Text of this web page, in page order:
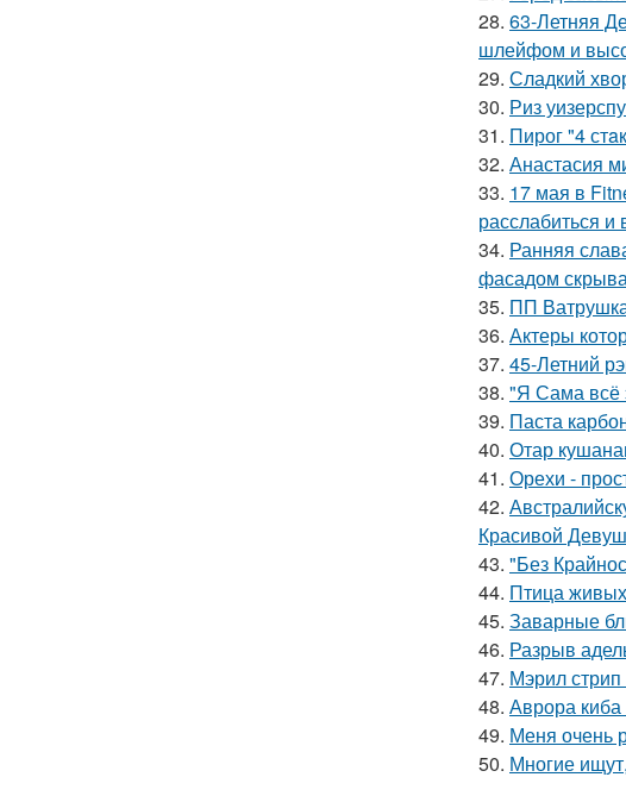
28. 63-Летняя
шлейфом и
29. Сладкий
30. Риз
31. Пирог "4
32. Анастасия
33. 17 мая в
расслабиться и
34. Ранняя
фасадом
35. ПП
36. Актеры
37. 45-Летний
38. "Я Сама всё
39. Паста
40. Отар
41. Орехи -
42.
Красивой
43. "Без
44. Птица
45. Заварные
46. Разрыв
47. Мэрил
48. Аврора
49. Меня очень
50. Многие